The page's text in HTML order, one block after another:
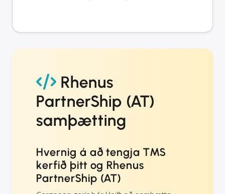
Rhenus
PartnerShip (AT)
samþætting
Hvernig á að tengja TMS
kerfið þitt og Rhenus
PartnerShip (AT)